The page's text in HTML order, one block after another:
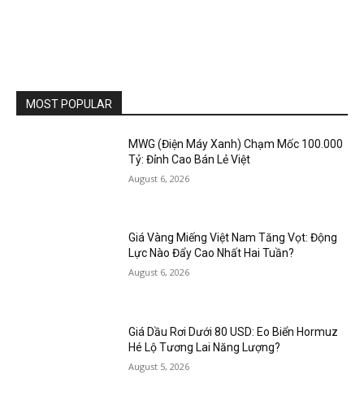
MOST POPULAR
MWG (Điện Máy Xanh) Chạm Mốc 100.000
Tỷ: Đỉnh Cao Bán Lẻ Việt
August 6, 2026
Giá Vàng Miếng Việt Nam Tăng Vọt: Động
Lực Nào Đẩy Cao Nhất Hai Tuần?
August 6, 2026
Giá Dầu Rơi Dưới 80 USD: Eo Biển Hormuz
Hé Lộ Tương Lai Năng Lượng?
August 5, 2026